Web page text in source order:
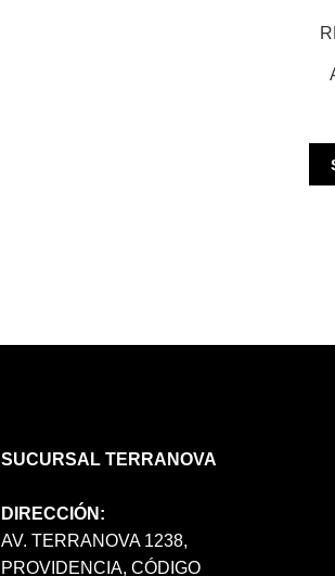
SUCURSAL TERRANOVA
DIRECCIÓN:
AV. TERRANOVA 1238,
PROVIDENCIA, CÓDIGO